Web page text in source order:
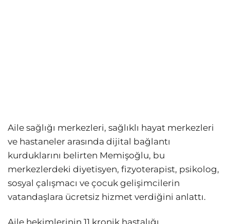
Aile sağlığı merkezleri, sağlıklı hayat merkezleri
ve hastaneler arasında dijital bağlantı
kurduklarını belirten Memişoğlu, bu
merkezlerdeki diyetisyen, fizyoterapist, psikolog,
sosyal çalışmacı ve çocuk gelişimcilerin
vatandaşlara ücretsiz hizmet verdiğini anlattı.